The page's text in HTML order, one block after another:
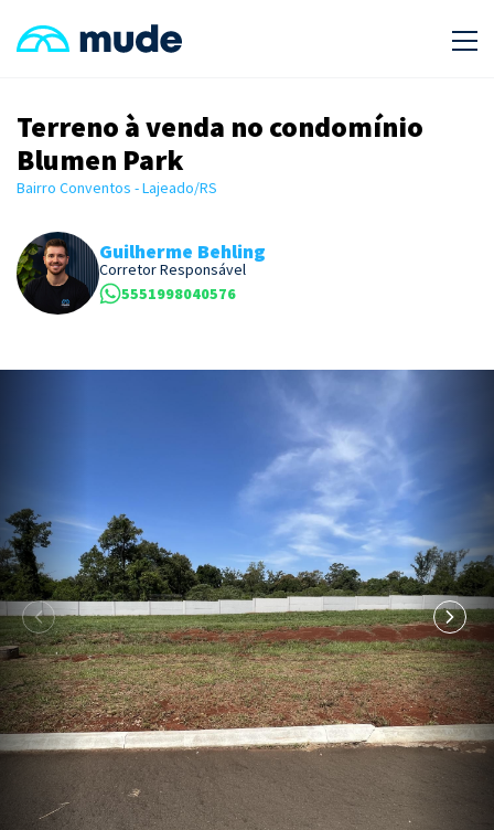
Terreno à venda no condomínio
Blumen Park
Bairro Conventos - Lajeado/RS
Guilherme Behling
Corretor Responsável
5551998040576